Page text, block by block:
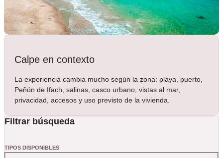
Calpe en contexto
La experiencia cambia mucho según la zona: playa, puerto,
Peñón de Ifach, salinas, casco urbano, vistas al mar,
privacidad, accesos y uso previsto de la vivienda.
Filtrar búsqueda
TIPOS DISPONIBLES